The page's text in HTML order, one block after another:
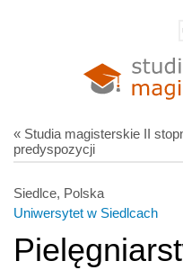
« Studia magisterskie II
predyspozycji
Siedlce, Polska
Uniwersytet w Siedlcach